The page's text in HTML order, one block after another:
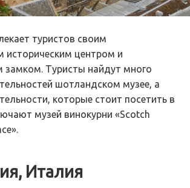
туристов своим
историческим центром и
Туристы найдут много
шотландском музее, а
которые стоит посетить в
музей винокурни «Scotch
Италия